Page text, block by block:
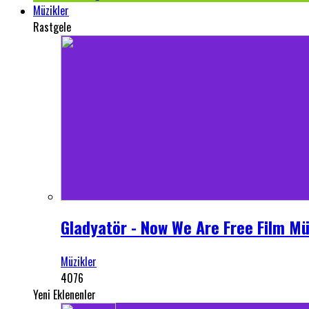
Müzikler
Rastgele
Gladyatör - Now We Are Free Film
Müzikler
4076
Yeni Eklenenler